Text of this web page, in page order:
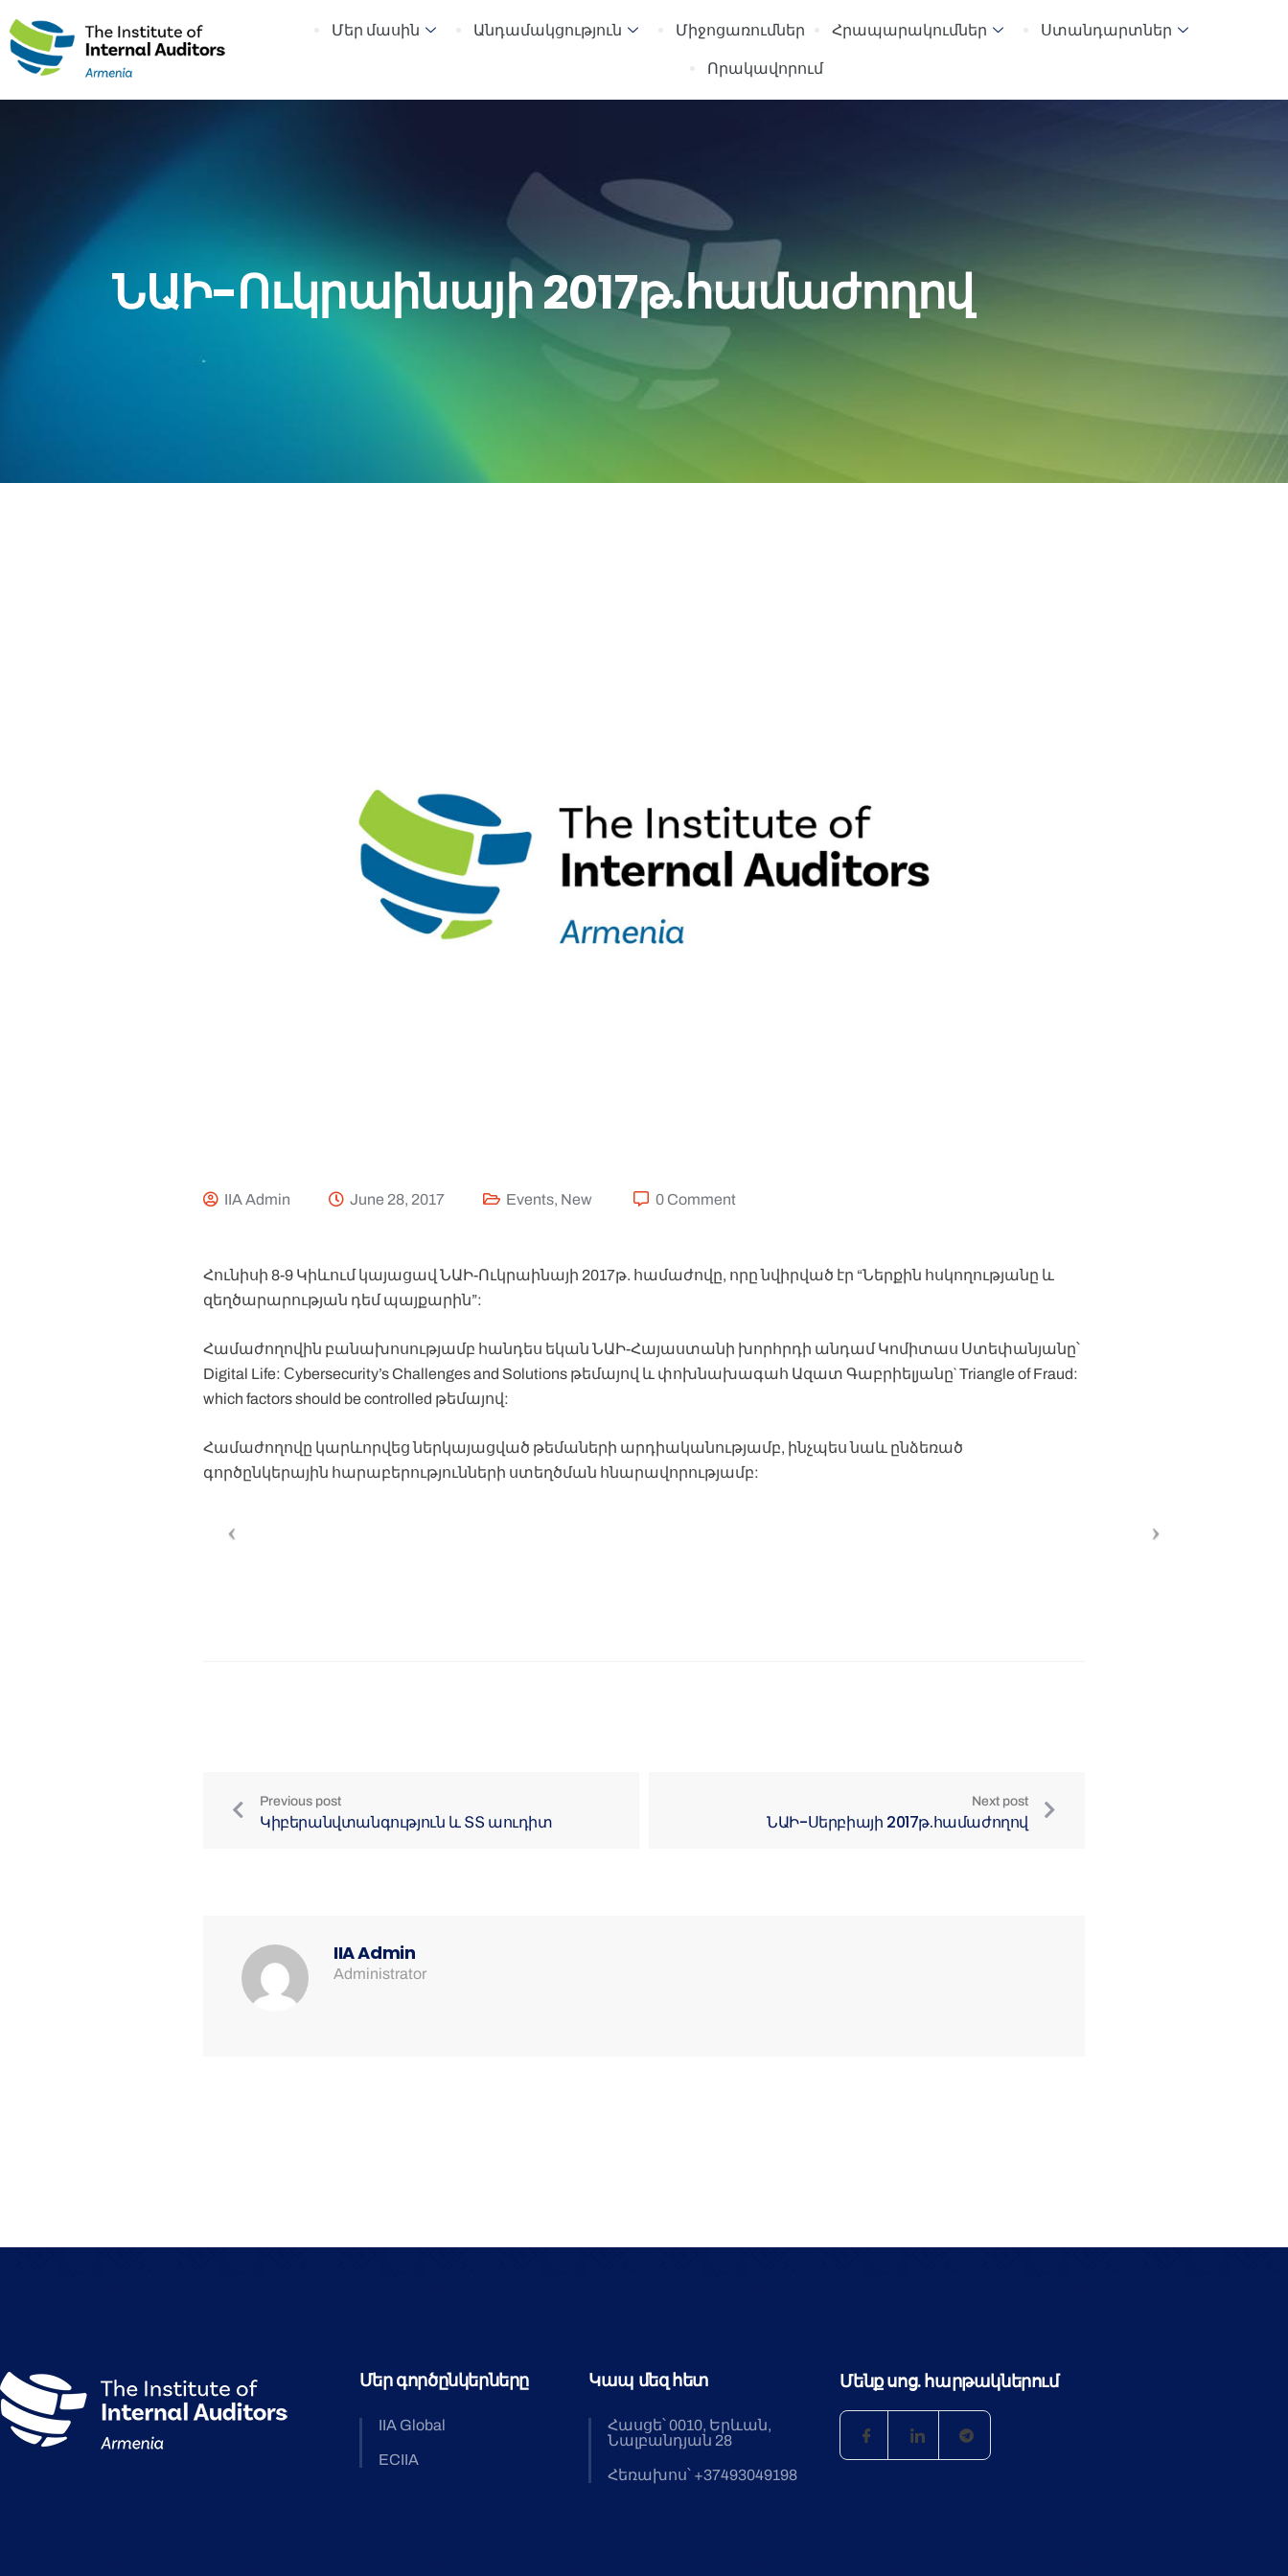
Մեր մասին Անդամակցություն Միջոցառումներ Հրապարակումներ Ստանդարտներ
Որակավորում
ՆԱԻ-Ուկրաինայի 2017թ.համաժողով
IIA Admin June 28, 2017 Events, New 0 Comment
Հունիսի 8-9 Կիևում կայացավ ՆԱԻ-Ուկրաինայի 2017թ. համաժովը, որը նվիրված էր “Ներքին հսկողությանը և
զեղծարարության դեմ պայքարին”:
Համաժողովին բանախոսությամբ հանդես եկան ՆԱԻ-Հայաստանի խորհրդի անդամ Կոմիտաս Ստեփանյանը՝
Digital Life: Сybersecurity’s Challenges and Solutions թեմայով և փոխնախագահ Ազատ Գաբրիելյանը` Triangle of Fraud:
which factors should be controlled թեմայով:
Համաժողովը կարևորվեց ներկայացված թեմաների արդիականությամբ, ինչպես նաև ընձեռած
գործընկերային հարաբերությունների ստեղծման հնարավորությամբ:
Previous post
Կիբերանվտանգություն և ՏՏ աուդիտ
Next post
ՆԱԻ-Սերբիայի 2017թ.համաժողով
IIA Admin
Administrator
Մեր գործընկերները
IIA Global
ECIIA
Կապ մեզ հետ
Հասցե՝ 0010, Երևան,
Նալբանդյան 28
Հեռախոս՝ +37493049198
Մենք սոց. հարթակներում